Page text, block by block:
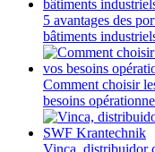
5 avantages des
bâtiments
Comment choisir
besoins